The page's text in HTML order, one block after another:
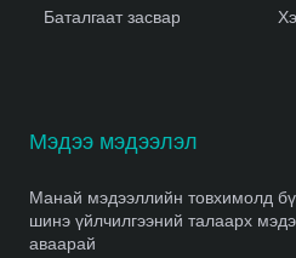
Баталгаат засвар
Мэдээ мэдээлэл
Манай мэдээллийн товхимолд
шинэ үйлчилгээний талаарх
аваарай